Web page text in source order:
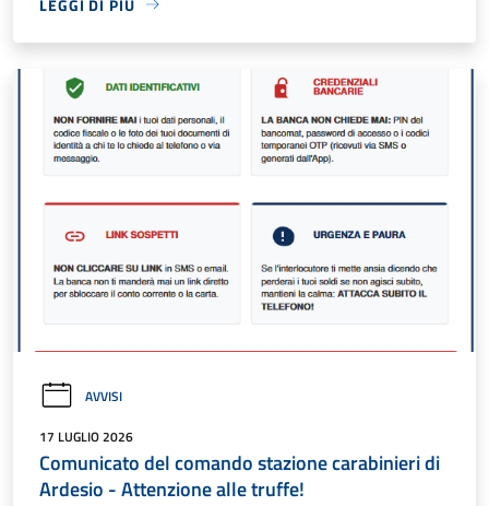
AVVISI
17 LUGLIO 2026
Comunicato del comando stazione carabinieri di
Ardesio - Attenzione alle truffe!